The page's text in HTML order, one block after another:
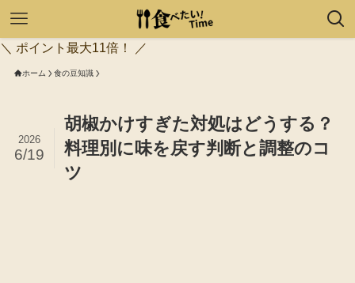
＼ ポイント最大11倍！ ／
ホーム 食の豆知識
胡椒かけすぎた対処はどうする？
料理別に味を戻す判断と調整のコ
ツ
2026
6/19